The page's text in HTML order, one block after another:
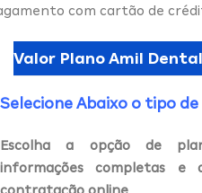
com cartão de
Valor Plano Amil Dental
Selecione Abaixo o tipo
Escolha a opção de
informações completas